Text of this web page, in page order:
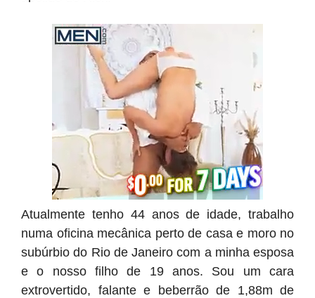
Atualmente tenho 44 anos de idade, trabalho
numa oficina mecânica perto de casa e moro no
subúrbio do Rio de Janeiro com a minha esposa
e o nosso filho de 19 anos. Sou um cara
extrovertido, falante e beberrão de 1,88m de